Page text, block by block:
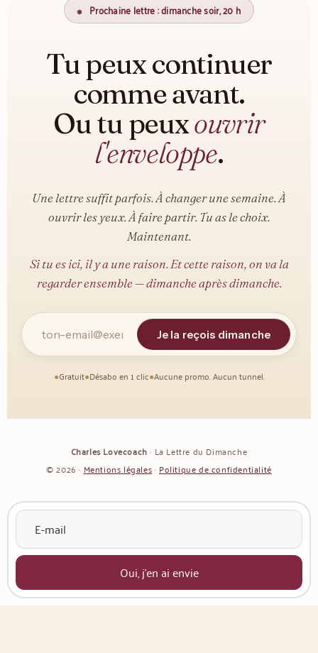
Prochaine lettre : dimanche soir, 20 h
Tu peux continuer
comme avant.
Ou tu peuxouvrir
l'enveloppe.
Une lettre suffit parfois. À changer une semaine. À
ouvrir les yeux. À faire partir. Tu as le choix.
Maintenant.
Si tu es ici, il y a une raison. Et cette raison, on va la
regarder ensemble — dimanche après dimanche.
Je la reçois dimanche
●Gratuit●Désabo en 1 clic●Aucune promo. Aucun tunnel.
Charles Lovecoach· La Lettre du Dimanche
© 2026 · Mentions légales· Politique de confidentialité
Oui, j'en ai envie